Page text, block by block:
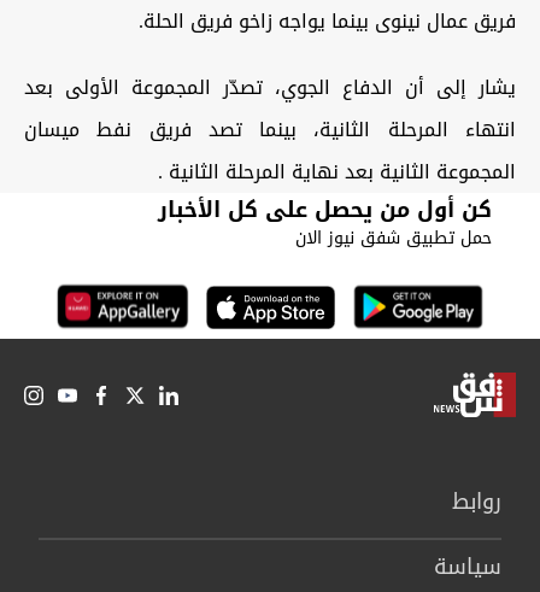
فريق عمال نينوى بينما يواجه زاخو فريق الحلة.
يشار إلى أن الدفاع الجوي، تصدّر المجموعة الأولى بعد
انتهاء المرحلة الثانية، بينما تصد فريق نفط ميسان
المجموعة الثانية بعد نهاية المرحلة الثانية .
كن أول من يحصل على كل الأخبار
حمل تطبيق شفق نيوز الان
روابط
سیاسة